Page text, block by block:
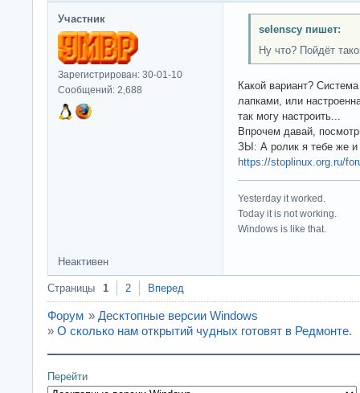
Участник
Зарегистрирован: 30-01-10
Сообщений: 2,688
selenscy пишет:
Ну что? Пойдёт
Какой вариант?
лапками, или
так могу настроить...
Впрочем давай,
ЗЫ: А ролик я тебе же и
https://stoplinux.org.ru/
Yesterday it worked.
Today it is not working.
Windows is like that.
Неактивен
Страницы 1 2 Вперед
Форум » Десктопные версии Windows
» О сколько нам открытий чудных готовят в Редмонте.
Перейти